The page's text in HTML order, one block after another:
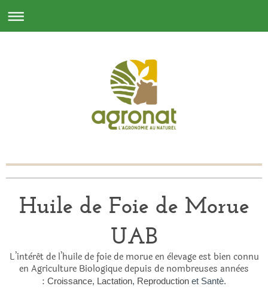
Huile de Foie de Morue
UAB
L’intèrêt de l’huile de foie de morue en èlevage est bien connu
en Agriculture Biologique depuis de nombreuses annèes
: Croissance, Lactation, Reproduction et Santè.